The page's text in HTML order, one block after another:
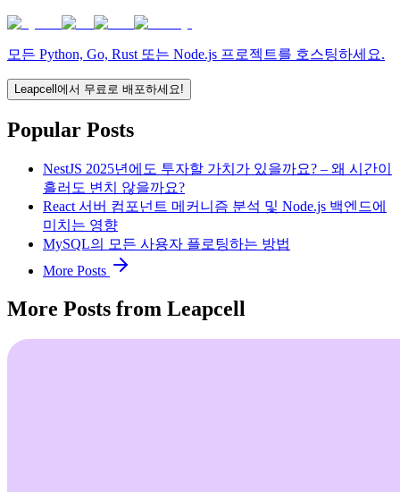
모든 Python, Go, Rust 또는 Node.js 프로젝트를 호스팅하세요.
Leapcell에서 무료로 배포하세요!
Popular Posts
NestJS 2025년에도 투자할 가치가 있을까요? – 왜 시간이
흘러도 변치 않을까요?
React 서버 컴포넌트 메커니즘 분석 및 Node.js 백엔드에
미치는 영향
MySQL의 모든 사용자 플로팅하는 방법
More Posts
More Posts from Leapcell